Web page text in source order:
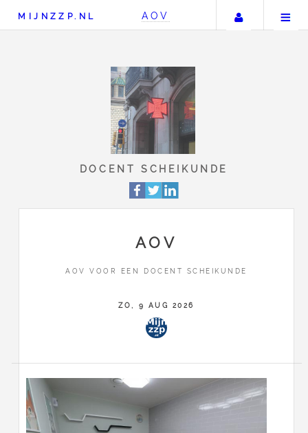
MIJNZZP.NL AOV Uw
DOCENT
AOV
AOV VOOR EEN DOCENT SCHEIKUNDE
ZO, 9 AUG 2026